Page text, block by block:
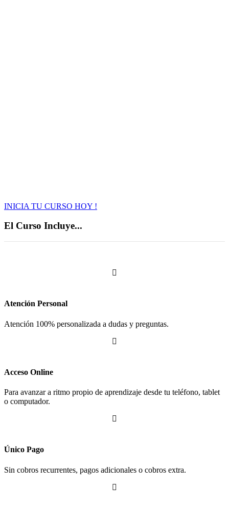
INICIA TU CURSO HOY !
El Curso Incluye...

Atención Personal
Atención 100% personalizada a dudas y preguntas.

Acceso Online
Para avanzar a ritmo propio de aprendizaje desde tu teléfono, tablet
o computador.

Único Pago
Sin cobros recurrentes, pagos adicionales o cobros extra.
